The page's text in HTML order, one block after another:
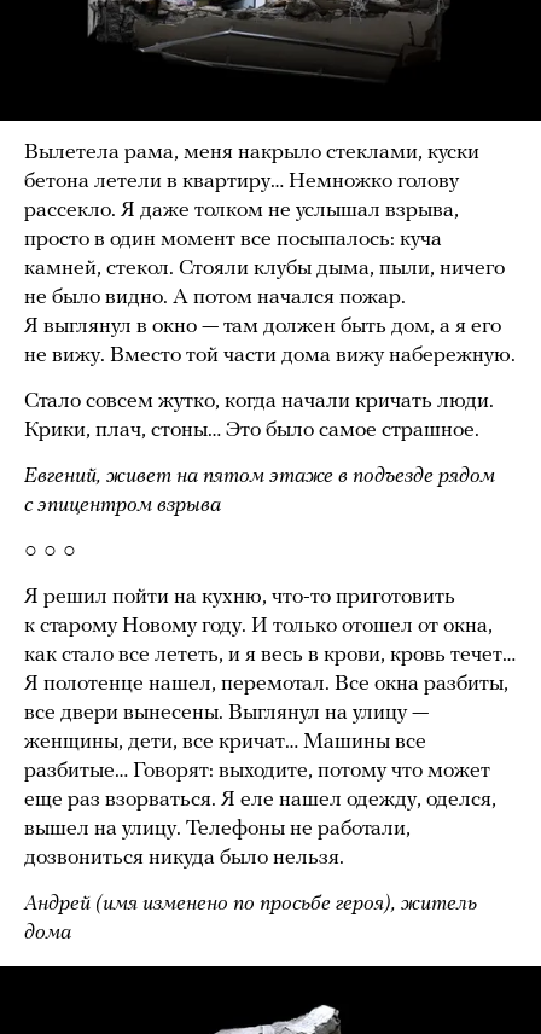
Вылетела рама, меня накрыло стеклами, куски
бетона летели в квартиру… Немножко голову
рассекло. Я даже толком не услышал взрыва,
просто в один момент все посыпалось: куча
камней, стекол. Стояли клубы дыма, пыли, ничего
не было видно. А потом начался пожар.
Я выглянул в окно — там должен быть дом, а я его
не вижу. Вместо той части дома вижу набережную.
Стало совсем жутко, когда начали кричать люди.
Крики, плач, стоны… Это было самое страшное.
Евгений, живет на пятом этаже в подъезде рядом
с эпицентром взрыва
○ ○ ○
Я решил пойти на кухню, что-то приготовить
к старому Новому году. И только отошел от окна,
как стало все лететь, и я весь в крови, кровь течет…
Я полотенце нашел, перемотал. Все окна разбиты,
все двери вынесены. Выглянул на улицу —
женщины, дети, все кричат… Машины все
разбитые… Говорят: выходите, потому что может
еще раз взорваться. Я еле нашел одежду, оделся,
вышел на улицу. Телефоны не работали,
дозвониться никуда было нельзя.
Андрей (имя изменено по просьбе героя), житель
дома